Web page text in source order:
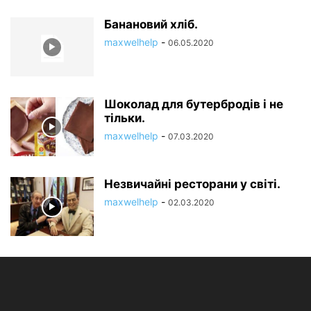
Банановий хліб.
maxwelhelp - 06.05.2020
Шоколад для бутербродів і не
тільки.
maxwelhelp - 07.03.2020
Незвичайні ресторани у світі.
maxwelhelp - 02.03.2020